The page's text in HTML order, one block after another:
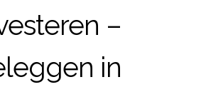
–
in